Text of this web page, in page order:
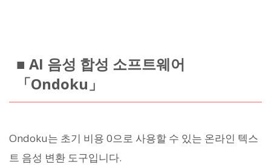
■ AI 음성 합성 소프트웨어
「Ondoku」
Ondoku는 초기 비용 0으로 사용할 수 있는 온라인 텍스
트 음성 변환 도구입니다.